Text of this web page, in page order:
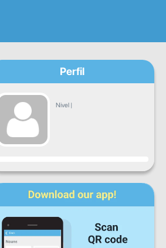
Perfil
Nivel |
Progreso
Lun Mié Jue